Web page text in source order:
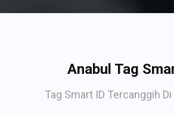
Anabul Tag
Tag Smart ID Tercanggih